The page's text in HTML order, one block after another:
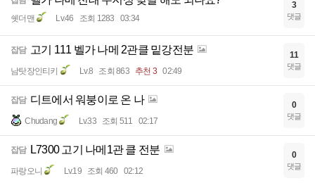
쉣더맨 Lv.46 조회 1283 03:34
3
댓글
잡담 고기 111 벨가 나메 2관클 밑강전분
남탓장인티키 Lv.8 조회 863 추천 3 02:49
11
댓글
잡담 디트에서 워붕이로 온 나
Chudang Lv.33 조회 511 02:17
0
댓글
잡담 L7300 고기 나메1관 클 전분
파랑오니 Lv.19 조회 460 02:12
0
댓글